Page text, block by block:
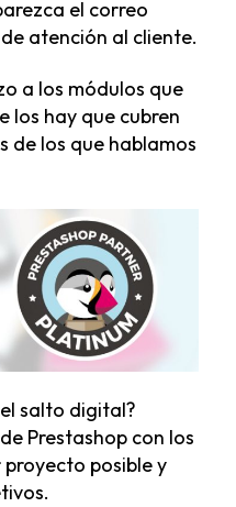
el correo
atención al cliente.
a los módulos que
los hay que cubren
de los que hablamos
salto digital?
Prestashopcon los
posible y